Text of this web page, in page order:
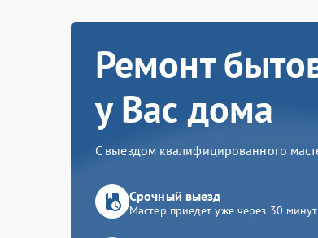
Ремонт
у Вас дома
С выездом квалифицированного
Срочный выезд
Мастер приедет уже через 30 минут